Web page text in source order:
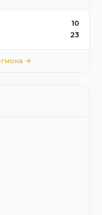
10
23
→